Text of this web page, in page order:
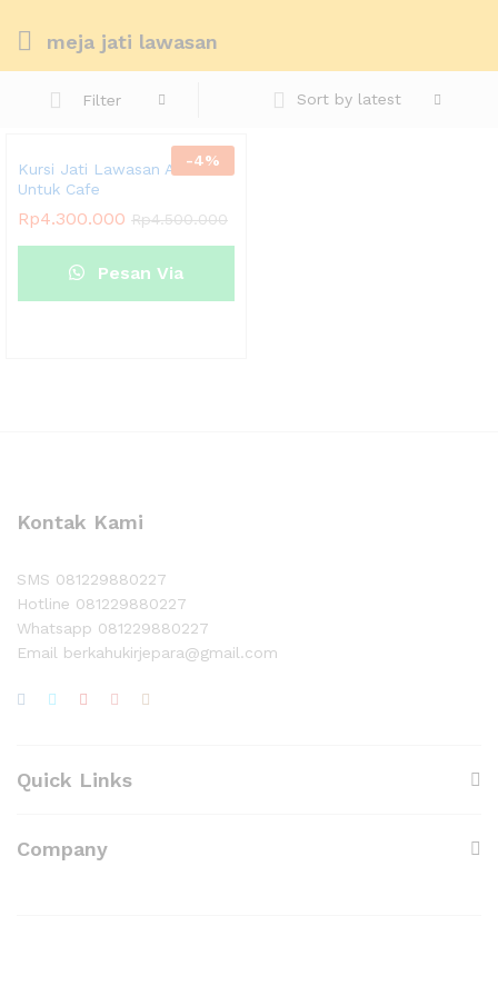
meja jati lawasan
Filter Sort by latest
-4%
Kursi Jati Lawasan Antik
Untuk Cafe
Rp4.300.000 Rp4.500.000
Pesan Via
Kontak Kami
SMS 081229880227
Hotline 081229880227
Whatsapp 081229880227
Email berkahukirjepara@gmail.com
Quick Links
Company